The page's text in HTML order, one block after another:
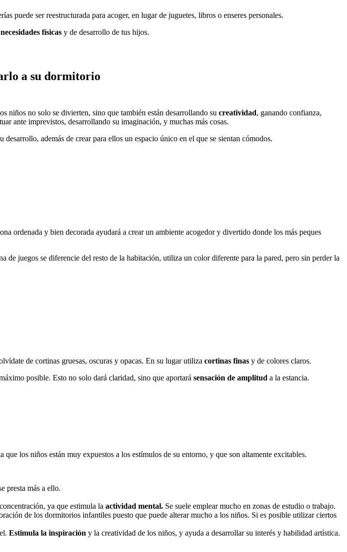
puede ser reestructurada para acoger, en lugar de juguetes, libros o enseres personales.
físicas y de desarrollo de tus hijos.
a su dormitorio
niños no solo se divierten, sino que también están desarrollando su creatividad, ganando confianza,
ante imprevistos, desarrollando su imaginación, y muchas más cosas.
además de crear para ellos un espacio único en el que se sientan cómodos.
ordenada y bien decorada ayudará a crear un ambiente acogedor y divertido donde los más peques
de juegos se diferencie del resto de la habitación, utiliza un color diferente para la pared, pero sin perder la
de cortinas gruesas, oscuras y opacas. En su lugar utiliza cortinas finas y de colores claros.
posible. Esto no solo dará claridad, sino que aportará sensación de amplitud a la estancia.
que los niños están muy expuestos a los estímulos de su entorno, y que son altamente excitables.
presta más a ello.
ya que estimula la actividad mental. Se suele emplear mucho en zonas de estudio o trabajo.
de los dormitorios infantiles puesto que puede alterar mucho a los niños. Si es posible utilizar ciertos
Estimula la inspiración y la creatividad de los niños, y ayuda a desarrollar su interés y habilidad artística.